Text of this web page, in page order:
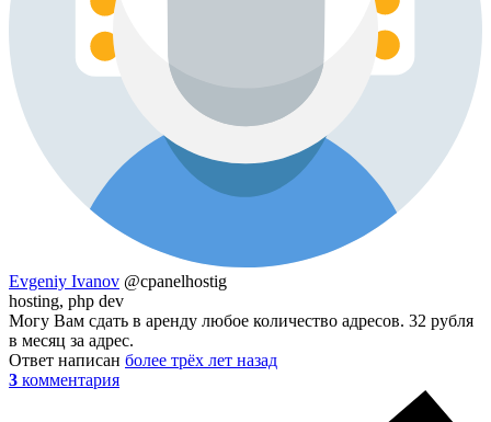
Evgeniy Ivanov @cpanelhostig
hosting, php dev
Могу Вам сдать в аренду любое количество адресов. 32 рубля
в месяц за адрес.
Ответ написан более трёх лет назад
3 комментария